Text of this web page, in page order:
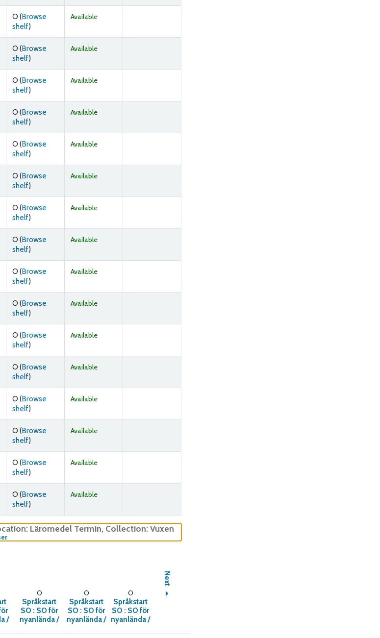
O (Browse
shelf(Opens below)
)
Available
O (Browse
shelf(Opens below)
)
Available
O (Browse
shelf(Opens below)
)
Available
O (Browse
shelf(Opens below)
)
Available
O (Browse
shelf(Opens below)
)
Available
O (Browse
shelf(Opens below)
)
Available
O (Browse
shelf(Opens below)
)
Available
O (Browse
shelf(Opens below)
)
Available
O (Browse
shelf(Opens below)
)
Available
O (Browse
shelf(Opens below)
)
Available
O (Browse
shelf(Opens below)
)
Available
O (Browse
shelf(Opens below)
)
Available
O (Browse
shelf(Opens below)
)
Available
O (Browse
shelf(Opens below)
)
Available
O (Browse
shelf(Opens below)
)
Available
O (Browse
shelf(Opens below)
)
Available
Läromedel Termin, Collection: Vuxen
(Hides shelf browser)
Next
/
O
Språkstart
SO : SO för
nyanlända /
O
Språkstart
SO : SO för
nyanlända /
O
Språkstart
SO : SO för
nyanlända /